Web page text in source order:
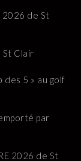
2026 de St
St Clair
5 » au golf
par
2026 de St